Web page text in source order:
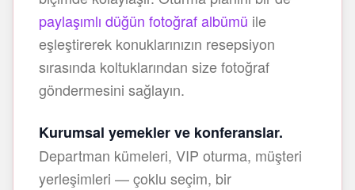
paylaşımlı düğün fotoğraf albümü ile
eşleştirerek konuklarınızın resepsiyon
sırasında koltuklarından size fotoğraf
göndermesini sağlayın.
Kurumsal yemekler ve konferanslar.
Departman kümeleri, VIP oturma, müşteri
yerleşimleri — çoklu seçim, bir